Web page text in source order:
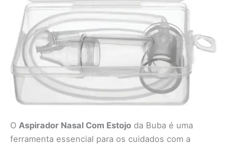
O Aspirador Nasal Com Estojo da Buba é uma
ferramenta essencial para os cuidados com a